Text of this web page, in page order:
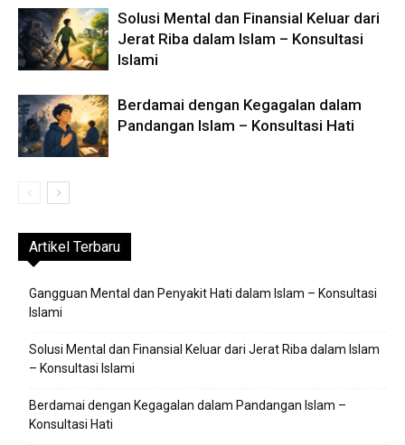
Solusi Mental dan Finansial Keluar dari
Jerat Riba dalam Islam – Konsultasi
Islami
Berdamai dengan Kegagalan dalam
Pandangan Islam – Konsultasi Hati
Artikel Terbaru
Gangguan Mental dan Penyakit Hati dalam Islam – Konsultasi
Islami
Solusi Mental dan Finansial Keluar dari Jerat Riba dalam Islam
– Konsultasi Islami
Berdamai dengan Kegagalan dalam Pandangan Islam –
Konsultasi Hati